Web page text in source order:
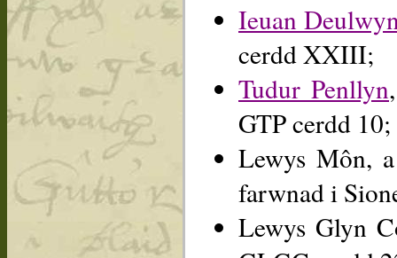
Ieuan
cerdd XXIII;
Tudur Penllyn
GTP cerdd 10;
Lewys Môn,
farwnad i
Lewys Glyn